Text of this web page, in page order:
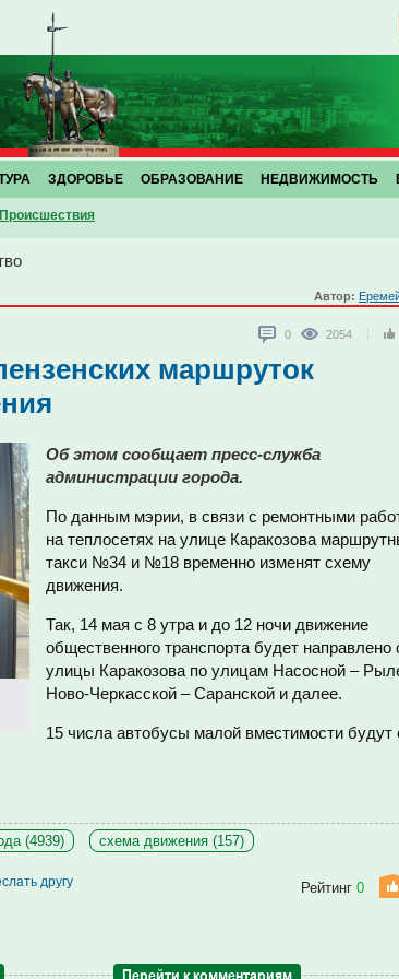
Проиcшествия
ЗДОРОВЬЕ ОБРАЗОВАНИЕ НЕДВИЖИМОСТЬ
Автор:
0 2054
маршруток
Об этом сообщает пресс-служба
администрации города.
По данным мэрии, в связи с ремонтными
на теплосетях на улице Каракозова
такси №34 и №18 временно изменят схему
движения.
Так, 14 мая с 8 утра и до 12 ночи движение
общественного транспорта будет направлено
улицы Каракозова по улицам Насосной –
Ново-Черкасской – Саранской и далее.
15 числа автобусы малой вместимости будут
(4939) схема движения (157)
другу Рейтинг 0
Перейти к комментариям